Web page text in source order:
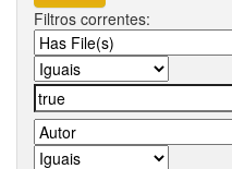
Filtros correntes: